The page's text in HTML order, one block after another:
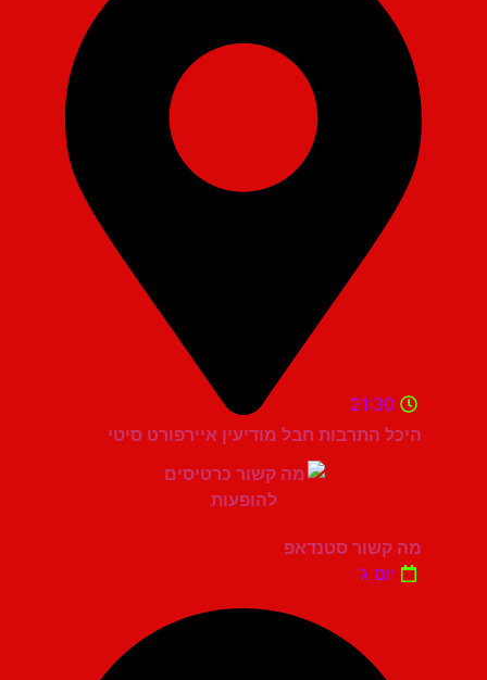
היכל התרבות חבל מודיעין איירפורט סיטי
21:30
מה קשור סטנדאפ
יום ג'